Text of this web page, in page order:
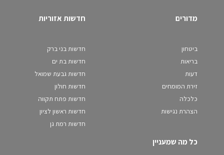
מדורים
ביטחון
בריאות
דעות
זירת המומחים
כלכלה
הצהרת נגישות
חדשות אזוריות
חדשות בני ברק
חדשות בת ים
חדשות גבעת שמואל
חדשות חולון
חדשות פתח תקווה
חדשות ראשון לציון
חדשות רמת גן
כל מה שמעניין